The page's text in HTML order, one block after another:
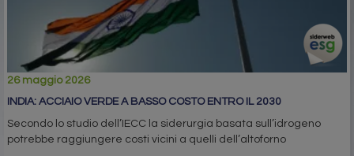
26 maggio 2026
INDIA: ACCIAIO VERDE A BASSO COSTO ENTRO IL 2030
Secondo lo studio dell’IECC la siderurgia basata sull’idrogeno
potrebbe raggiungere costi vicini a quelli dell’altoforno